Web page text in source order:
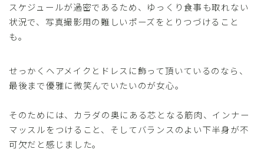
スケジュールが過密であるため、ゆっくり食事も取れない
状況で、写真撮影用の難しいポーズをとりつづけること
も。
せっかくヘアメイクとドレスに飾って頂いているのなら、
最後まで優雅に微笑んでいたいのが女心。
そのためには、カラダの奥にある芯となる筋肉、インナー
マッスルをつけること、そしてバランスのよい下半身が不
可欠だと感じました。